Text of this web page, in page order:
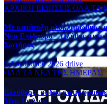
ΑΡΧΙΚΗ ΕΙΔΗΣΕΙΣ ΟΛΑ ΤΑ
Με κατάνυξη ολοκληρώθηκε ο
Νέα Επίδαυρο – Πλήθος
Σωτήρος
5 Αυγούστου 2026 drlive
ΟΛΑ ΤΑ ΝΕΑ ΤΗΣ ΗΜΕΡΑΣ
Ελεύθεροι οι δύο
31ης Ιουλίου